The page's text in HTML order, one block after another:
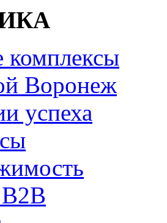
Воронеж
успеха